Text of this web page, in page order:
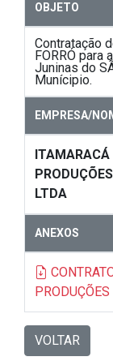
OBJETO
Contratação
FORRÓ
Juninas do
Munícipio.
EMPRESA/
ITAMARACÁ
PRODUÇÕES
LTDA
ANEXOS
VOLTAR